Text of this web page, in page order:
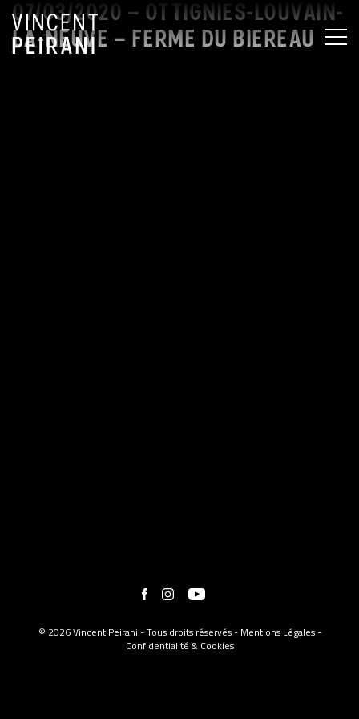
07/03/2020 – OTTIGNIES-LOUVAIN-
LA-NEUVE – FERME DU BIEREAU
© 2026 Vincent Peirani - Tous droits réservés - Mentions Légales-
Confidentialité & Cookies